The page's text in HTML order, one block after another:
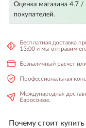
Оценка магазина 4.7 /
покупателей.
Бесплатная доставка
13:00 и мы отправим
Безналичный расчет
Профессиональная
Международная
Евросоюзе.
Почему стоит купить